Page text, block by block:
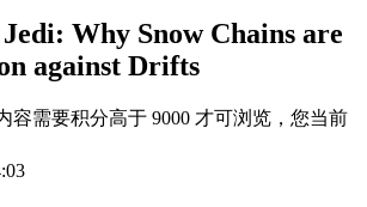
Why Snow Chains are
against Drifts
容需要积分高于 9000 才可浏览，您当前